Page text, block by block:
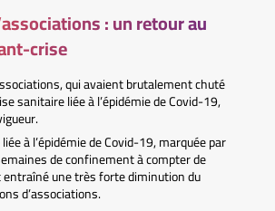
: un retour au
crise
qui avaient brutalement chuté
sanitaire liée à l’épidémie de Covid-19,
à l’épidémie de Covid-19, marquée par
de confinement à compter de
une très forte diminution du
d’associations.